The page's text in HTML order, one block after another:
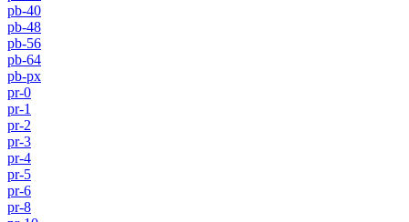
pb-40
pb-48
pb-56
pb-64
pb-px
pr-0
pr-1
pr-2
pr-3
pr-4
pr-5
pr-6
pr-8